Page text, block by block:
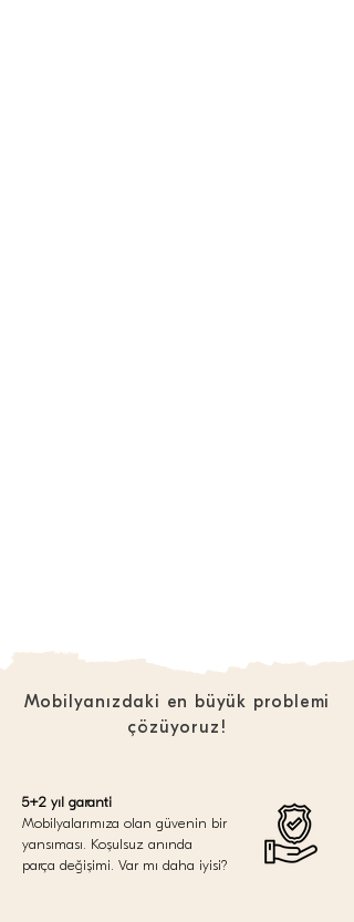
Mobilyanızdaki en büyük problemi
çözüyoruz!
5+2 yıl garanti
Mobilyalarımıza olan güvenin bir
yansıması. Koşulsuz anında
parça değişimi. Var mı daha iyisi?